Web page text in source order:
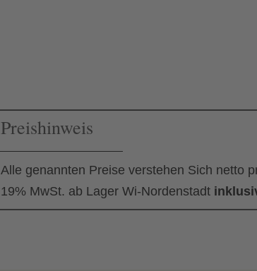
Preishinweis
Alle genannten Preise verstehen Sich netto
19% MwSt. ab Lager Wi-Nordenstadt